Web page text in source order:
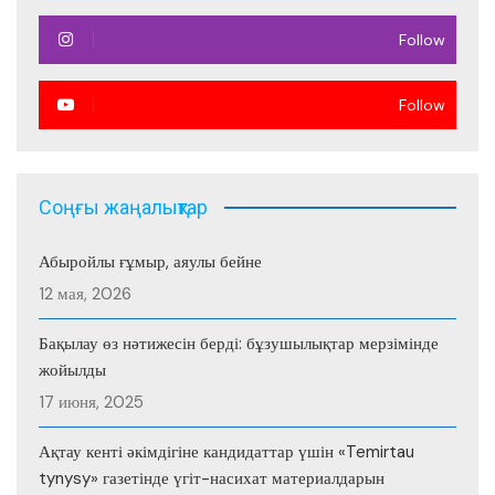
Follow
Follow
Соңғы жаңалықтар
Абыройлы ғұмыр, аяулы бейне
12 мая, 2026
Бақылау өз нәтижесін берді: бұзушылықтар мерзімінде
жойылды
17 июня, 2025
Ақтау кенті әкімдігіне кандидаттар үшін «Temirtau
tynysy» газетінде үгіт-насихат материалдарын